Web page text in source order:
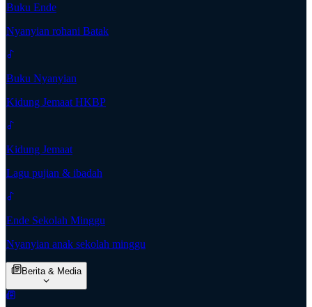
Buku Ende
Nyanyian rohani Batak
Buku Nyanyian
Kidung Jemaat HKBP
Kidung Jemaat
Lagu pujian & ibadah
Ende Sekolah Minggu
Nyanyian anak sekolah minggu
Berita & Media